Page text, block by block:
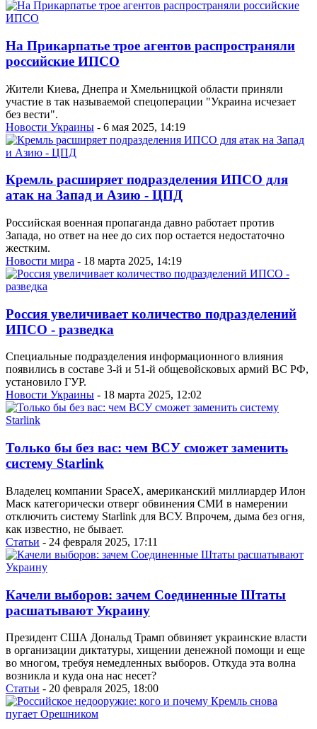
На Прикарпатье трое агентов распространяли
российские ИПСО
Жители Киева, Днепра и Хмельницкой области приняли
участие в так называемой спецоперации "Украина исчезает
без вести".
Новости Украины - 6 мая 2025, 14:19
Кремль расширяет подразделения ИПСО для
атак на Запад и Азию - ЦПД
Российская военная пропаганда давно работает против
Запада, но ответ на нее до сих пор остается недостаточно
жестким.
Новости мира - 18 марта 2025, 14:19
Россия увеличивает количество подразделений
ИПСО - разведка
Специальные подразделения информационного влияния
появились в составе 3-й и 51-й общевойсковых армий ВС РФ,
установило ГУР.
Новости Украины - 18 марта 2025, 12:02
Только бы без вас: чем ВСУ сможет заменить
систему Starlink
Владелец компании SpaceX, американский миллиардер Илон
Маск категорически отверг обвинения СМИ в намерении
отключить систему Starlink для ВСУ. Впрочем, дыма без огня,
как известно, не бывает.
Статьи - 24 февраля 2025, 17:11
Качели выборов: зачем Соединенные Штаты
расшатывают Украину
Президент США Дональд Трамп обвиняет украинские власти
в организации диктатуры, хищении денежной помощи и еще
во многом, требуя немедленных выборов. Откуда эта волна
возникла и куда она нас несет?
Статьи - 20 февраля 2025, 18:00